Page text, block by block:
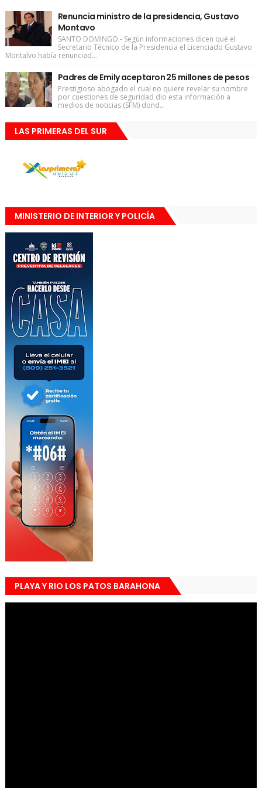
Renuncia ministro de la presidencia, Gustavo
Montavo
SANTO DOMINGO.- Según informaciones dicen qué el
Secretario Técnico de la Presidencia el Licenciado Gustavo
Montalvo había renunciad...
Padres de Emily aceptaron 25 millones de pesos
Prestigioso abogado el cual no quiere revelar su nombre
por cuestiones de seguridad dio esta información a
medios de noticias (SFM) dond...
LAS PRIMERAS DEL SUR
MINISTERIO DE INTERIOR Y POLICÍA
PLAYA Y RIO LOS PATOS BARAHONA